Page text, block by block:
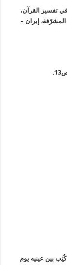
في تفسير القرآن،
إيران –
بين عينيه يوم